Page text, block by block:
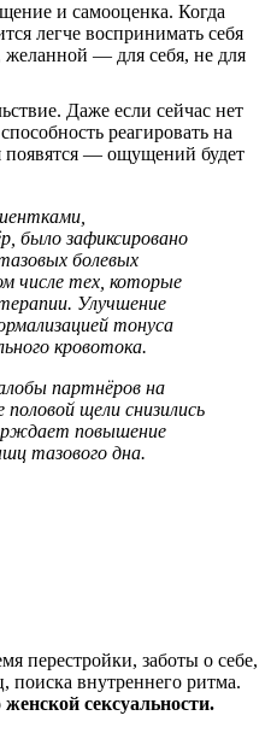
и самооценка. Когда
легче воспринимать себя
— для себя, не для
Даже если сейчас нет
реагировать на
появятся — ощущений будет
было зафиксировано
болевых
числе тех, которые
Улучшение
тонуса
кровотока.
партнёров на
щели снизились
повышение
тазового дна.
перестройки, заботы о себе,
поиска внутреннего ритма.
женской сексуальности.